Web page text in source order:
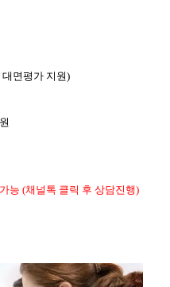
면평가 지원)
능 (채널톡 클릭 후 상담진행)